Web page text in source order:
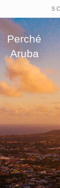
Perché
Aruba